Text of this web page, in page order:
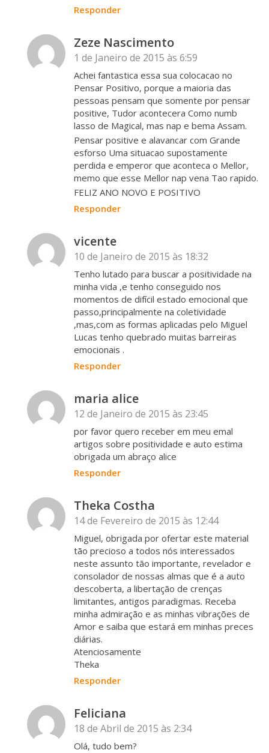
Responder
Zeze Nascimento
1 de Janeiro de 2015 às 6:59
Achei fantastica essa sua colocacao no
Pensar Positivo, porque a maioria das
pessoas pensam que somente por pensar
positive, Tudor acontecera Como numb
lasso de Magical, mas nap e bema Assam.
Pensar positive e alavancar com Grande
esforso Uma situacao supostamente
perdida e emperor que aconteca o Mellor,
memo que esse Mellor nap vena Tao rapido.
FELIZ ANO NOVO E POSITIVO
Responder
vicente
10 de Janeiro de 2015 às 18:32
Tenho lutado para buscar a positividade na
minha vida ,e tenho conseguido nos
momentos de difícil estado emocional que
passo,principalmente na coletividade
,mas,com as formas aplicadas pelo Miguel
Lucas tenho quebrado muitas barreiras
emocionais .
Responder
maria alice
12 de Janeiro de 2015 às 23:45
por favor quero receber em meu emal
artigos sobre positividade e auto estima
obrigada um abraço alice
Responder
Theka Costha
14 de Fevereiro de 2015 às 12:44
Miguel, obrigada por ofertar este material
tão precioso a todos nós interessados
neste assunto tão importante, revelador e
consolador de nossas almas que é a auto
descoberta, a libertação de crenças
limitantes, antigos paradigmas. Receba
minha admiração e as minhas vibrações de
Amor e saiba que estará em minhas preces
diárias.
Atenciosamente
Theka
Responder
Feliciana
18 de Abril de 2015 às 2:34
Olá, tudo bem?